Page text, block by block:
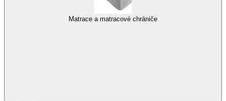
Matrace a matracové chrániče